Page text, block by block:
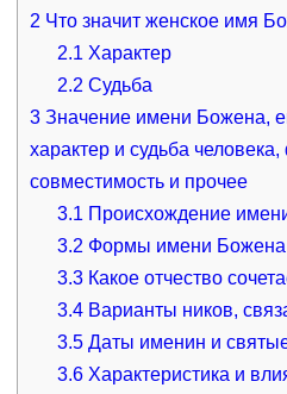
2 Что значит женское имя
2.1 Характер
2.2 Судьба
3Значение имени Божена,
характер и судьба
совместимость и прочее
3.1 Происхождение
3.2 Формы имени Божена
3.3 Какое отчество
3.4 Варианты ников,
3.5 Даты именин и
3.6 Характеристика и